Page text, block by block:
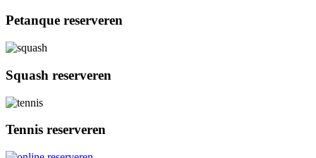
Petanque reserveren
Squash reserveren
Tennis reserveren